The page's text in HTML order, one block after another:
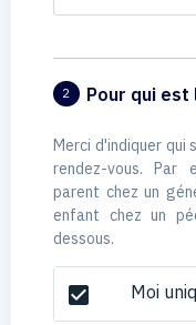
2 Pour qui est
Merci d'indiquer qui
rendez-vous. Par
parent chez un
enfant chez un
dessous.
check_box Moi